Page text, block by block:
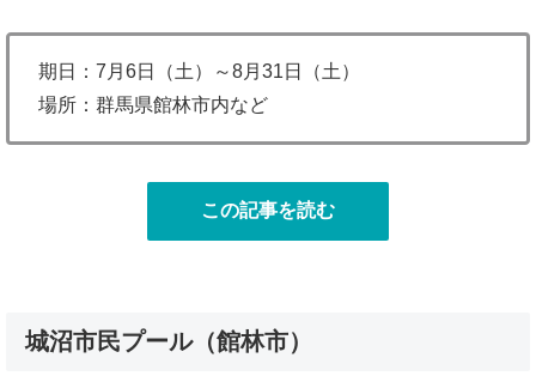
期日：7月6日（土）～8月31日（土）
場所：群馬県館林市内など
この記事を読む
城沼市民プール（館林市）